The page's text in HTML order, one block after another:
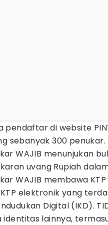
pendaftar di website
sebanyak 300 penukar.
WAJIB menunjukan
uvang Rupiah
WAJIB membawa
elektronik yang
Digital (IKD).
identitas lainnya,